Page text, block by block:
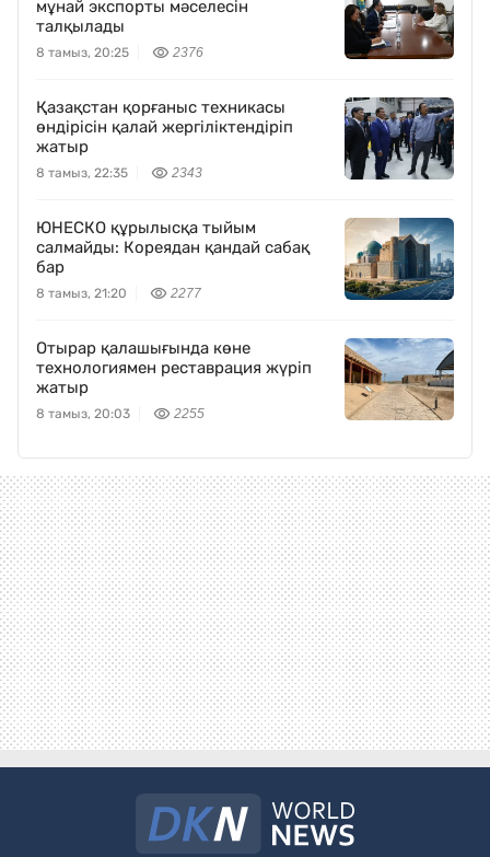
мұнай экспорты мәселесін
талқылады
8 тамыз, 20:25 2376
Қазақстан қорғаныс техникасы
өндірісін қалай жергіліктендіріп
жатыр
8 тамыз, 22:35 2343
ЮНЕСКО құрылысқа тыйым
салмайды: Кореядан қандай сабақ
бар
8 тамыз, 21:20 2277
Отырар қалашығында көне
технологиямен реставрация жүріп
жатыр
8 тамыз, 20:03 2255